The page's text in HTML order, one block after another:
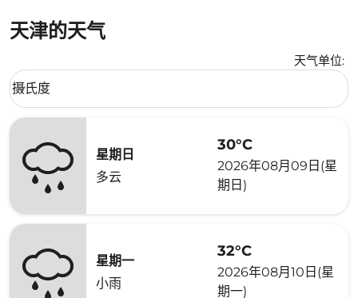
天津的天气
天气单位:
Weather unit option 摄氏度 Selected
摄氏度
keyboard_arrow_down
星期日
多云
30°C
2026年08月09日(星
期日)
星期一
小雨
32°C
2026年08月10日(星
期一)